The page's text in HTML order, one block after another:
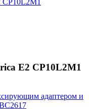
E2 CP10L2M1